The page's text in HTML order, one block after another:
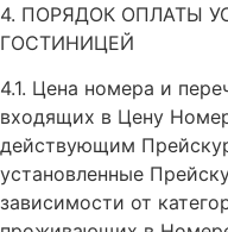
4. ПОРЯДОК ОПЛАТЫ
ГОСТИНИЦЕЙ
4.1. Цена номера и
входящих в Цену
действующим
установленные
зависимости от